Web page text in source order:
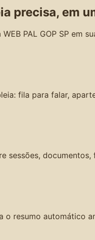
precisa, em
PAL GOP SP em
fila para falar,
sessões,
o resumo automático